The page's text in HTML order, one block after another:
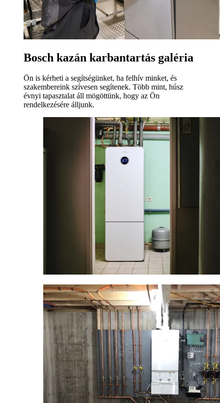
Bosch kazán karbantartás galéria
Ön is kérheti a segítségünket, ha felhív minket, és
szakembereink szívesen segítenek. Több mint, húsz
évnyi tapasztalat áll mögöttünk, hogy az Ön
rendelkezésére álljunk.